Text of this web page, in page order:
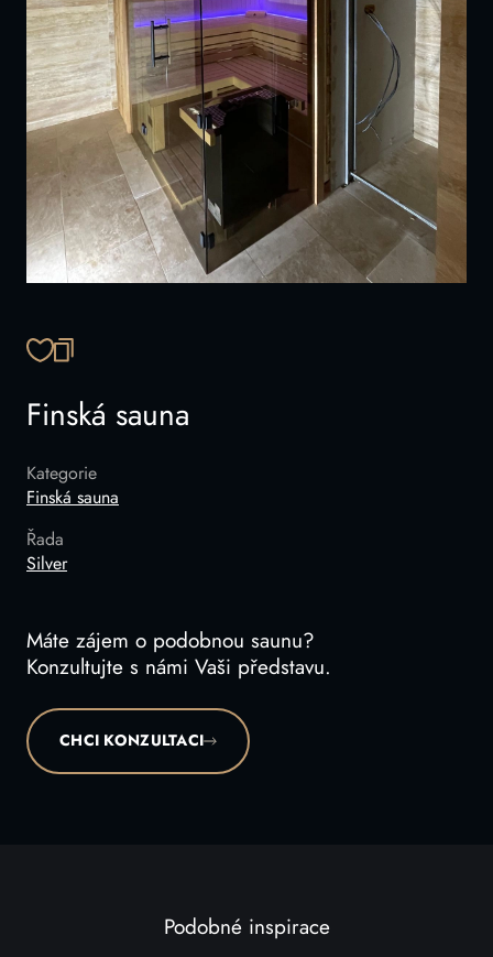
ZKOPÍROVAT ODKAZ
Finská sauna
Kategorie
Finská sauna
Řada
Silver
Máte zájem o podobnou saunu?
Konzultujte s námi Vaši představu.
CHCI KONZULTACI
Podobné inspirace